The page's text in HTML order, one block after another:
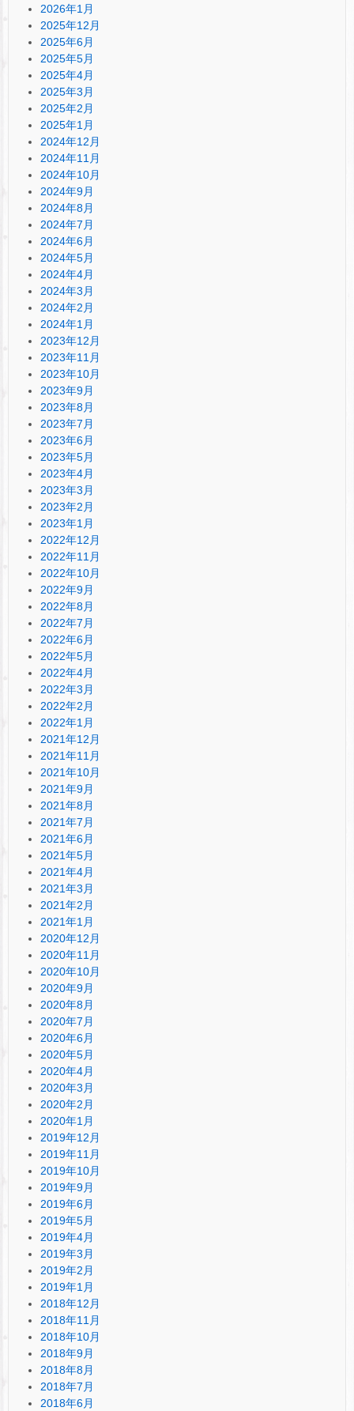
2026年1月
2025年12月
2025年6月
2025年5月
2025年4月
2025年3月
2025年2月
2025年1月
2024年12月
2024年11月
2024年10月
2024年9月
2024年8月
2024年7月
2024年6月
2024年5月
2024年4月
2024年3月
2024年2月
2024年1月
2023年12月
2023年11月
2023年10月
2023年9月
2023年8月
2023年7月
2023年6月
2023年5月
2023年4月
2023年3月
2023年2月
2023年1月
2022年12月
2022年11月
2022年10月
2022年9月
2022年8月
2022年7月
2022年6月
2022年5月
2022年4月
2022年3月
2022年2月
2022年1月
2021年12月
2021年11月
2021年10月
2021年9月
2021年8月
2021年7月
2021年6月
2021年5月
2021年4月
2021年3月
2021年2月
2021年1月
2020年12月
2020年11月
2020年10月
2020年9月
2020年8月
2020年7月
2020年6月
2020年5月
2020年4月
2020年3月
2020年2月
2020年1月
2019年12月
2019年11月
2019年10月
2019年9月
2019年6月
2019年5月
2019年4月
2019年3月
2019年2月
2019年1月
2018年12月
2018年11月
2018年10月
2018年9月
2018年8月
2018年7月
2018年6月